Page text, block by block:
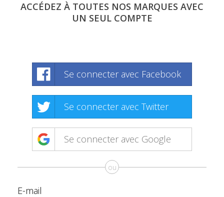
ACCÉDEZ À TOUTES NOS MARQUES AVEC
UN SEUL COMPTE
Se connecter avec Facebook
Se connecter avec Twitter
Se connecter avec Google
ou
E-mail